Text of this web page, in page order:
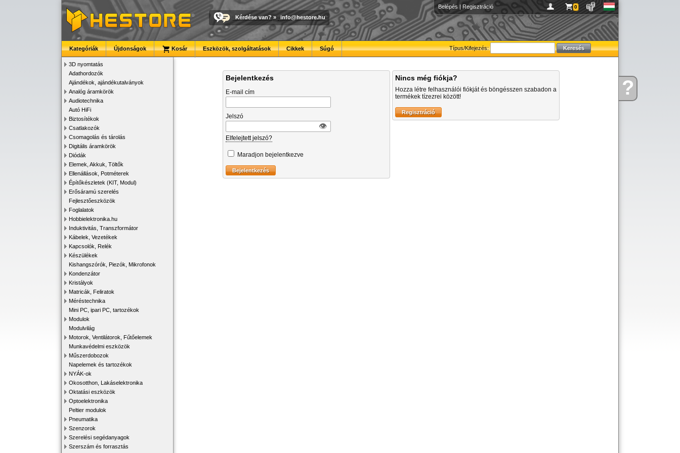
Kérdése?
Belépés | Regisztráció 0
Kérdése van? » info@hestore.hu
Típus/Kifejezés:
Kategóriák Újdonságok Kosár Eszközök, szolgáltatások Cikkek Súgó
3D nyomtatás
Adathordozók
Ajándékok, ajándékutalványok
Analóg áramkörök
Audiotechnika
Autó HiFi
Biztosítékok
Csatlakozók
Csomagolás és tárolás
Digitális áramkörök
Diódák
Elemek, Akkuk, Töltők
Ellenállások, Potméterek
Építőkészletek (KIT, Modul)
Erősáramú szerelés
Fejlesztőeszközök
Foglalatok
Hobbielektronika.hu
Induktivitás, Transzformátor
Kábelek, Vezetékek
Kapcsolók, Relék
Készülékek
Kishangszórók, Piezók, Mikrofonok
Kondenzátor
Kristályok
Matricák, Feliratok
Méréstechnika
Mini PC, ipari PC, tartozékok
Modulok
Modulvilág
Motorok, Ventilátorok, Fűtőelemek
Munkavédelmi eszközök
Műszerdobozok
Napelemek és tartozékok
NYÁK-ok
Okosotthon, Lakáselektronika
Oktatási eszközök
Optoelektronika
Peltier modulok
Pneumatika
Szenzorok
Szerelési segédanyagok
Szerszám és forrasztás
Bejelentkezés
E-mail cím
Jelszó
👁︎
Elfelejtett jelszó?
Maradjon bejelentkezve
Nincs még fiókja?
Hozza létre felhasználói fiókját és böngésszen szabadon a
termékek tízezrei között!